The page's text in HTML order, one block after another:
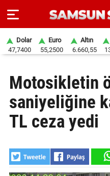
SAYFA
SAMSUN
HABER
GÜNDEM
Dolar
47,7400
Euro
55,2500
Altın
6.660,55
Motosikletin
saniyeliğine
TL ceza yedi